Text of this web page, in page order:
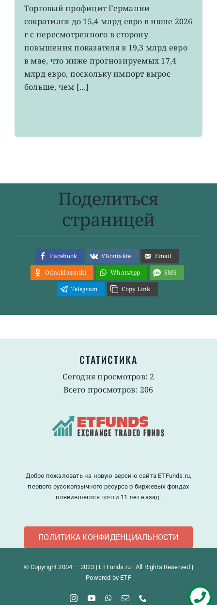
EWG:
немецкий
экспорт
вырос
4-
летнего
Торговый профицит Германии
сократился до 15,4 млрд евро в июне 2026
г с пересмотренного в сторону
повышения показателя в 19,3 млрд евро
в мае, что ниже прогнозируемых 17,4
млрд евро, поскольку импорт вырос
больше, чем [...]
Поделиться
страницей
Facebook VKontakte
Email
Odnoklassniki
WhatsApp
SMS
Telegram
Copy Link
СТАТИСТИКА
Сегодня просмотров: 2
Всего просмотров: 206
Добро пожаловать на новую версию сайта ETFunds.ru,
первого русскоязычного ресурса о биржевых фондах
появившегося почти 11 лет назад.
ПОЛИТИКА КОНФИДЕНЦИАЛЬНОСТИ
© Copyright 2004 — 2023 | ETFunds.ru | All Rights Reserved |
Powered by ETF